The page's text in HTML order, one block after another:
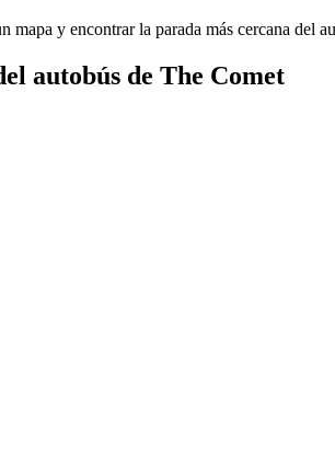
mapa y encontrar la parada más cercana del
autobús de The Comet